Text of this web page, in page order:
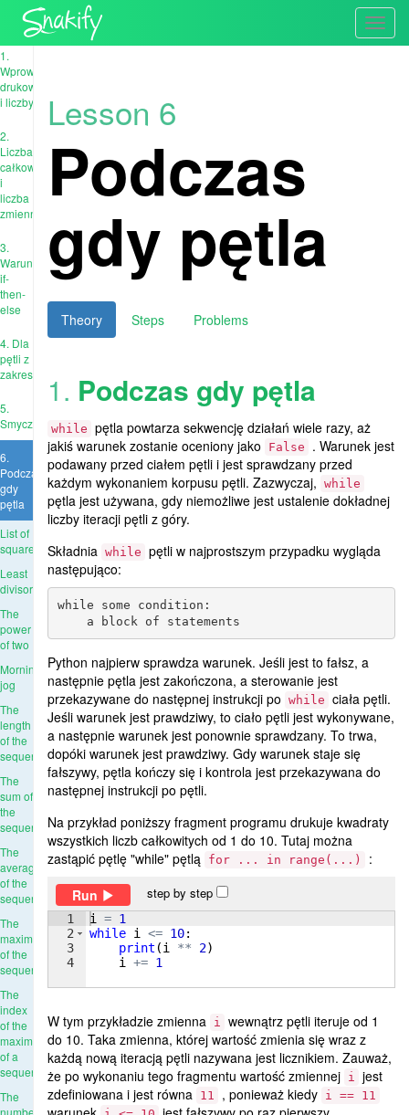
1.
Wprowadzanie,
drukowanie
i liczby
2.
Liczba
całkowita
i
liczba
zmiennoprzecinkowa
3.
Warunki:
if-
then-
else
4. Dla
pętli z
zakresem
5.
Smyczki
6.
Podczas
gdy
pętla
List of
squares
Least
divisor
The
power
of two
Morning
jog
The
length
of the
sequence
The
sum of
the
sequence
The
average
of the
sequence
The
maximum
of the
sequence
The
index
of the
maximum
of a
sequence
The
number
Lesson 6
Podczas
gdy pętla
Theory Steps Problems
1. Podczas gdy pętla
while pętla powtarza sekwencję działań wiele razy, aż
jakiś warunek zostanie oceniony jako
False
. Warunek jest
podawany przed ciałem pętli i jest sprawdzany przed
każdym wykonaniem korpusu pętli. Zazwyczaj,
while
pętla jest używana, gdy niemożliwe jest ustalenie dokładnej
liczby iteracji pętli z góry.
Składnia while pętli w najprostszym przypadku wygląda
następująco:
while some condition:
Python najpierw sprawdza warunek. Jeśli jest to fałsz, a
następnie pętla jest zakończona, a sterowanie jest
przekazywane do następnej instrukcji po
while ciała pętli.
Jeśli warunek jest prawdziwy, to ciało pętli jest wykonywane,
a następnie warunek jest ponownie sprawdzany. To trwa,
dopóki warunek jest prawdziwy. Gdy warunek staje się
fałszywy, pętla kończy się i kontrola jest przekazywana do
następnej instrukcji po pętli.
Na przykład poniższy fragment programu drukuje kwadraty
wszystkich liczb całkowitych od 1 do 10. Tutaj można
zastąpić pętlę "while" pętlą for ... in range(...)
:
Run
step by step
1
2
3
4
i = 1
while i <= 10:
print (i ** 2)
i
+= 1
W tym przykładzie zmienna i
wewnątrz pętli iteruje od 1
do 10. Taka zmienna, której wartość zmienia się wraz z
każdą nową iteracją pętli nazywana jest licznikiem. Zauważ,
że po wykonaniu tego fragmentu wartość zmiennej i
jest
zdefiniowana i jest równa
11 , ponieważ kiedy i == 11